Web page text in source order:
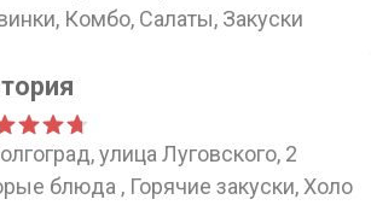
Комбо, Салаты, Закуски
улица Луговского, 2
блюда , Горячие закуски,